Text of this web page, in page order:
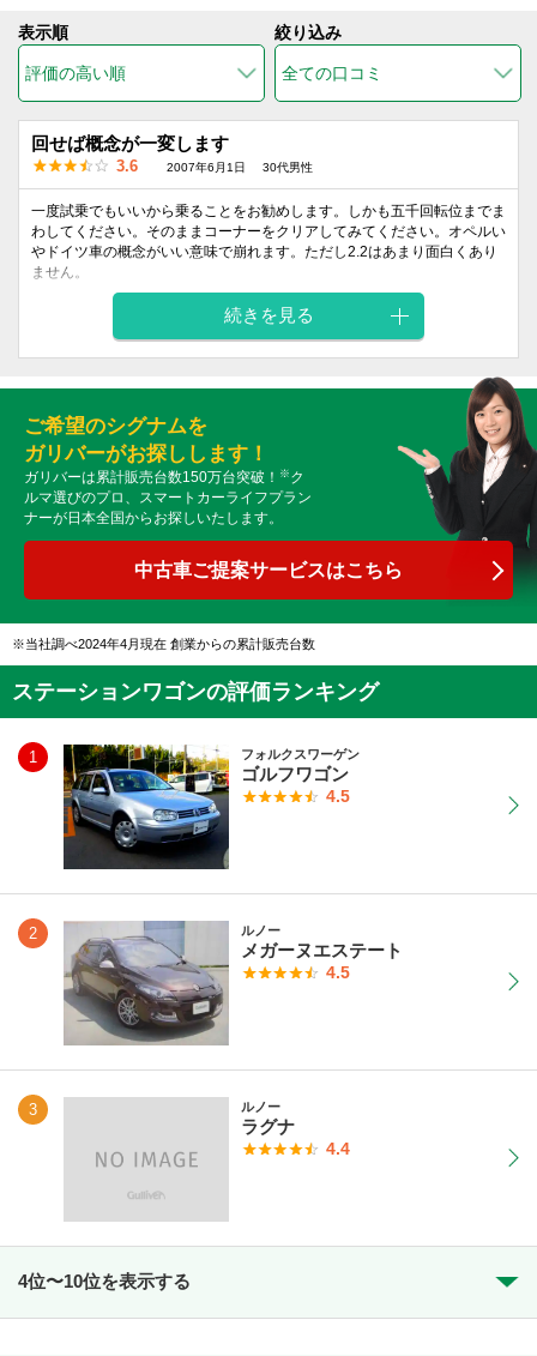
表示順 絞り込み
回せば概念が一変します
3.6 2007年6月1日 30代男性
一度試乗でもいいから乗ることをお勧めします。しかも五千回転位までま
わしてください。そのままコーナーをクリアしてみてください。オペルい
やドイツ車の概念がいい意味で崩れます。ただし2.2はあまり面白くあり
ません。
デザイン
続きを見る
ご希望のシグナムを
ガリバーがお探しします！
ガリバーは累計販売台数150万台突破！ ※ ク
ルマ選びのプロ、スマートカーライフプラン
ナーが日本全国からお探しいたします。
中古車ご提案サービスはこちら
当社調べ2024年4月現在 創業からの累計販売台数
ステーションワゴンの評価ランキング
1 フォルクスワーゲン
ゴルフワゴン
4.5
2 ルノー
メガーヌエステート
4.5
3 ルノー
ラグナ
4.4
4位〜10位を表示する